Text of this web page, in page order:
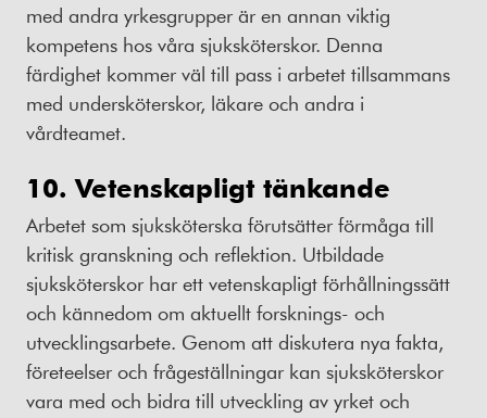
med andra yrkesgrupper är en annan viktig
kompetens hos våra sjuksköterskor. Denna
färdighet kommer väl till pass i arbetet tillsammans
med undersköterskor, läkare och andra i
vårdteamet.
10. Vetenskapligt tänkande
Arbetet som sjuksköterska förutsätter förmåga till
kritisk granskning och reflektion. Utbildade
sjuksköterskor har ett vetenskapligt förhållningssätt
och kännedom om aktuellt forsknings- och
utvecklingsarbete. Genom att diskutera nya fakta,
företeelser och frågeställningar kan sjuksköterskor
vara med och bidra till utveckling av yrket och